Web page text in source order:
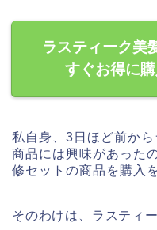
ラスティーク美
すぐお得に
私自身、3日ほど前か
商品には興味があった
修セットの商品を購入
そのわけは、ラスティ